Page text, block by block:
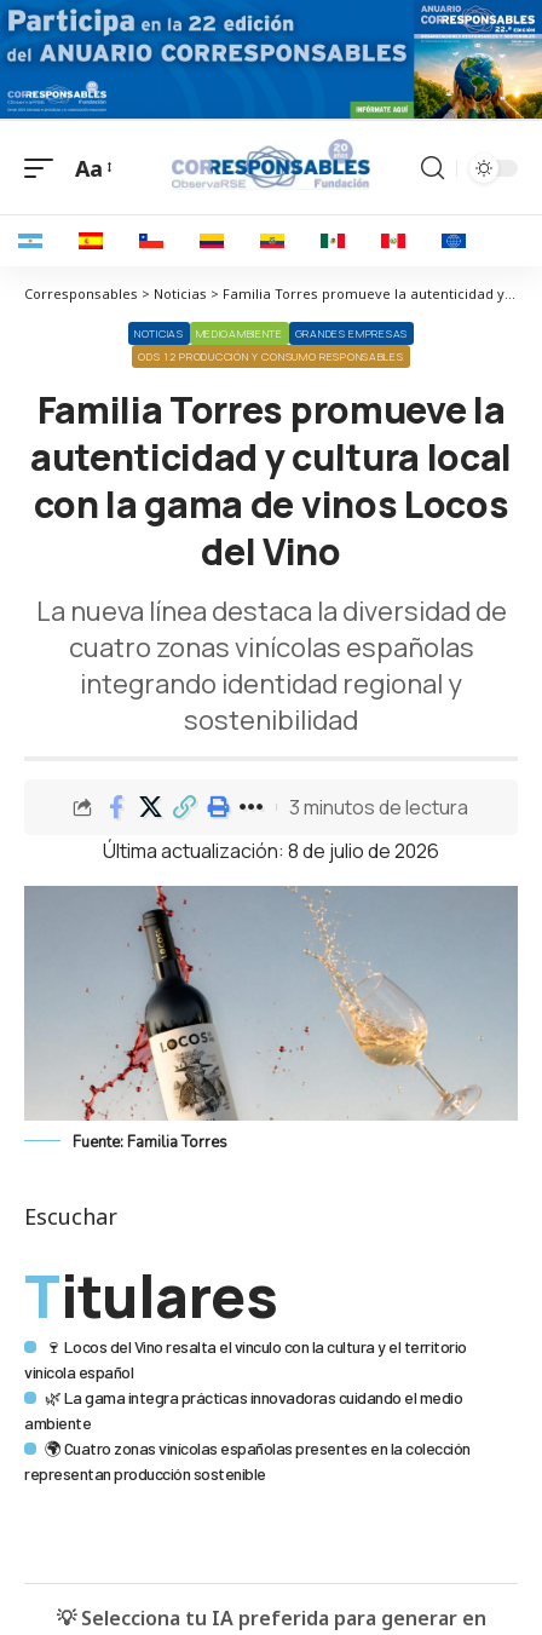
Aa
Corresponsables > Noticias > Familia Torres promueve la autenticidad y cultura local con la gama de vinos Locos del Vino
NOTICIAS MEDIOAMBIENTE
GRANDES EMPRESAS
ODS 12 PRODUCCIÓN Y CONSUMO RESPONSABLES
Familia Torres promueve la
autenticidad y cultura local
con la gama de vinos Locos
del Vino
La nueva línea destaca la diversidad de
cuatro zonas vinícolas españolas
integrando identidad regional y
sostenibilidad
Última actualización: 8 de julio de 2026
3 minutos de lectura
Fuente: Familia Torres
Escuchar
Titulares
🍷 Locos del Vino resalta el vínculo con la cultura y el territorio
vinícola español
🌿 La gama integra prácticas innovadoras cuidando el medio
ambiente
🌍 Cuatro zonas vinícolas españolas presentes en la colección
representan producción sostenible
💡 Selecciona tu IA preferida para generar en